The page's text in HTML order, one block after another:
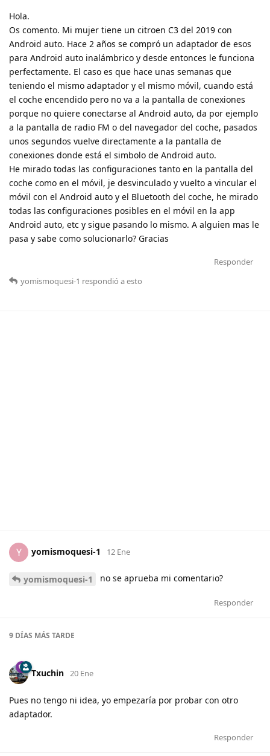
Hola.
Os comento. Mi mujer tiene un citroen C3 del 2019 con
Android auto. Hace 2 años se compró un adaptador de esos
para Android auto inalámbrico y desde entonces le funciona
perfectamente. El caso es que hace unas semanas que
teniendo el mismo adaptador y el mismo móvil, cuando está
el coche encendido pero no va a la pantalla de conexiones
porque no quiere conectarse al Android auto, da por ejemplo
a la pantalla de radio FM o del navegador del coche, pasados
unos segundos vuelve directamente a la pantalla de
conexiones donde está el simbolo de Android auto.
He mirado todas las configuraciones tanto en la pantalla del
coche como en el móvil, je desvinculado y vuelto a vincular el
móvil con el Android auto y el Bluetooth del coche, he mirado
todas las configuraciones posibles en el móvil en la app
Android auto, etc y sigue pasando lo mismo. A alguien mas le
pasa y sabe como solucionarlo? Gracias
Responder
yomismoquesi-1 respondió a esto
Y yomismoquesi-1 12 Ene
yomismoquesi-1 no se aprueba mi comentario?
Responder
9 DÍAS MÁS TARDE
Txuchin 20 Ene
Pues no tengo ni idea, yo empezaría por probar con otro
adaptador.
Responder